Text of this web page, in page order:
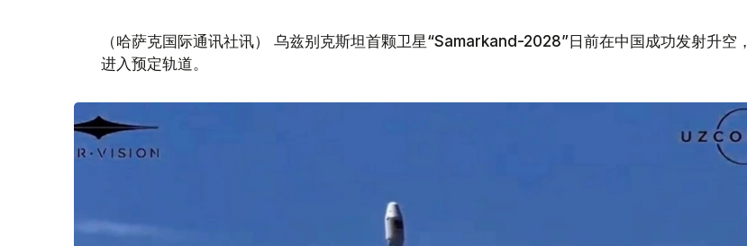
（哈萨克国际通讯社讯） 乌兹别克斯坦首颗卫星“Samarkand-2028”日前在中国成功发射升空，
进入预定轨道。